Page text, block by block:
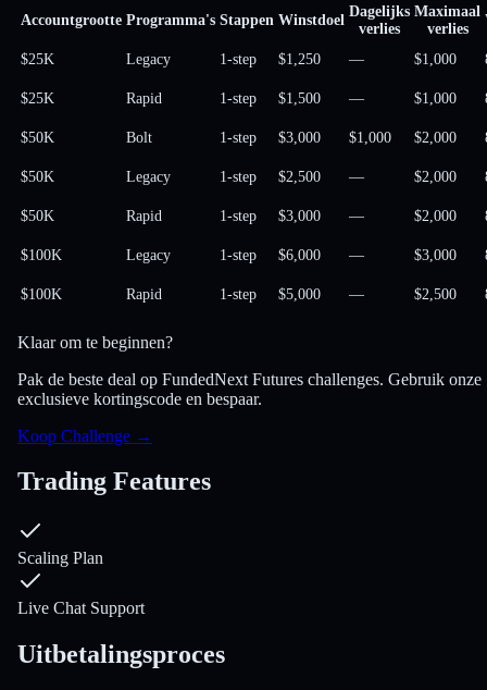
Accountgrootte Programma's Stappen Winstdoel
Dagelijks
verlies
Maximaal
verlies
$25K Legacy 1-step $1,250 — $1,000
$25K Rapid 1-step $1,500 — $1,000
$50K Bolt 1-step $3,000 $1,000 $2,000
$50K Legacy 1-step $2,500 — $2,000
$50K Rapid 1-step $3,000 — $2,000
$100K Legacy 1-step $6,000 — $3,000
$100K Rapid 1-step $5,000 — $2,500
Klaar om te beginnen?
Pak de beste deal op FundedNext Futures challenges. Gebruik onze
exclusieve kortingscode en bespaar.
Koop Challenge →
Trading Features
Scaling Plan
Live Chat Support
Uitbetalingsproces